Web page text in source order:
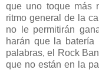
que uno toque más
ritmo general de la
no le permitirán
harán que la
palabras, el Rock
que no están en la